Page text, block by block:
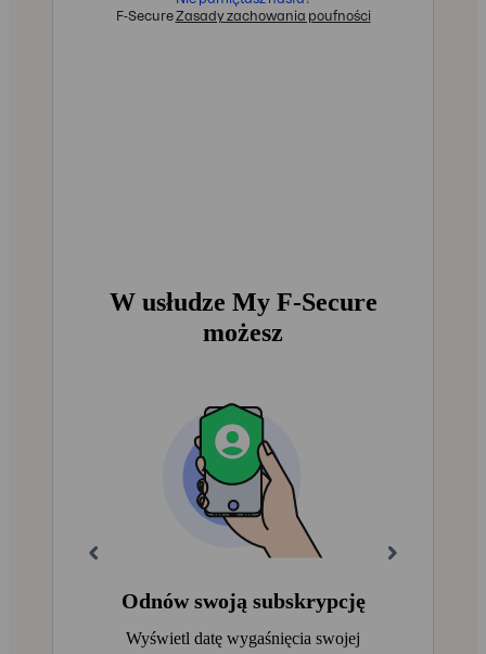
W usłudze My F‑Secure
możesz
Odnów swoją subskrypcję
Wyświetl datę wygaśnięcia swojej